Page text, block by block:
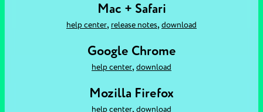
Mac + Safari
help center, release notes, download
Google Chrome
help center, download
Mozilla Firefox
help center, download